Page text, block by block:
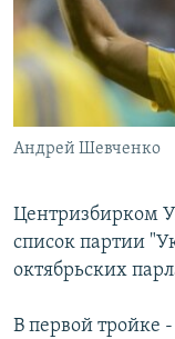
СОЦИАЛЬНЫЕ СЕТИ
Андрей Шевченко
Центризбирком
список партии
октябрьских
В первой тройке -